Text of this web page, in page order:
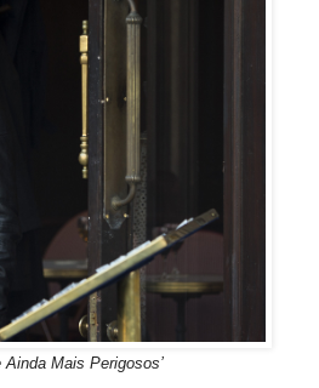
Mais Perigosos’